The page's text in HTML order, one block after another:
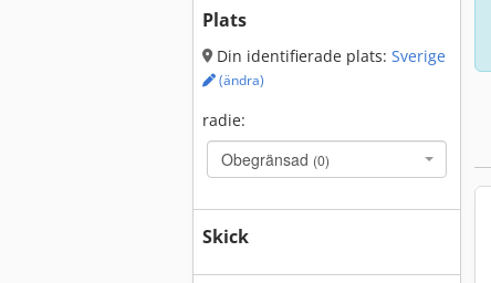
Plats
Din identifierade plats: Sverige
(ändra)
radie:
Obegränsad (0)
Skick